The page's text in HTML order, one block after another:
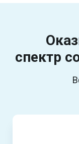
спектр